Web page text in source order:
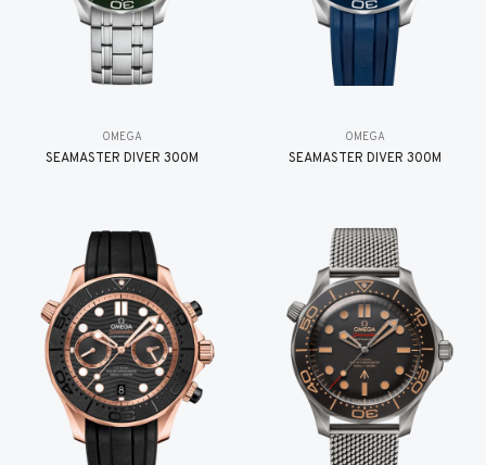
OMEGA
SEAMASTER DIVER 300M
OMEGA
SEAMASTER DIVER 300M